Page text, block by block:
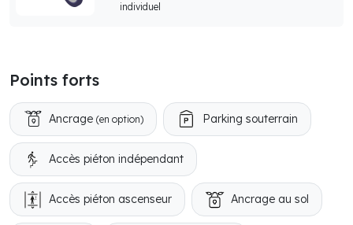
individuel
Points forts
Ancrage (en option) Parking souterrain
Accès piéton indépendant
Accès piéton ascenseur Ancrage au sol